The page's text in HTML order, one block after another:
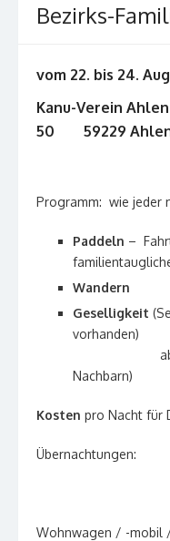
Bezirks-
vom 22. bis 24.
Kanu-Verein
50 59229
Programm: wie jeder
Paddeln –
Wandern
Geselligkeit
vorhanden)
ab 22:00
Nachbarn)
Kosten pro Nacht für
18 Jahre
Wohnwagen / -